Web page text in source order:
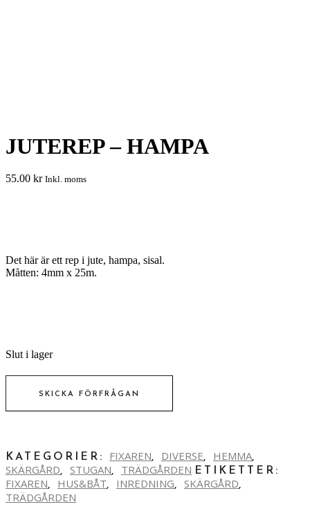
JUTEREP – HAMPA
55.00 kr Inkl. moms
Det här är ett rep i jute, hampa, sisal.
Måtten: 4mm x 25m.
Slut i lager
SKICKA FÖRFRÅGAN
KATEGORIER: FIXAREN, DIVERSE, HEMMA,
SKÄRGÅRD, STUGAN, TRÄDGÅRDEN ETIKETTER:
FIXAREN, HUS&BÅT, INREDNING, SKÄRGÅRD,
TRÄDGÅRDEN